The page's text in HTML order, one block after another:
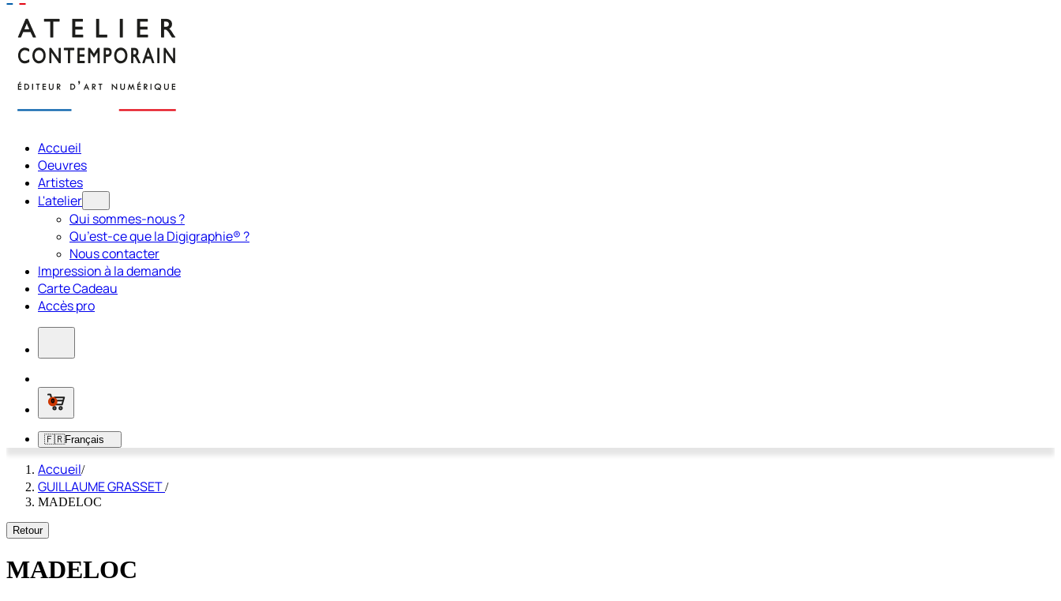
Accueil
Oeuvres
Artistes
L'atelier
Qui sommes-nous ?
Qu’est-ce que la Digigraphie® ?
Nous contacter
Impression à la demande
Carte Cadeau
Accès pro
0
🇫🇷Français
Accueil/
GUILLAUME GRASSET/
MADELOC
Retour
MADELOC